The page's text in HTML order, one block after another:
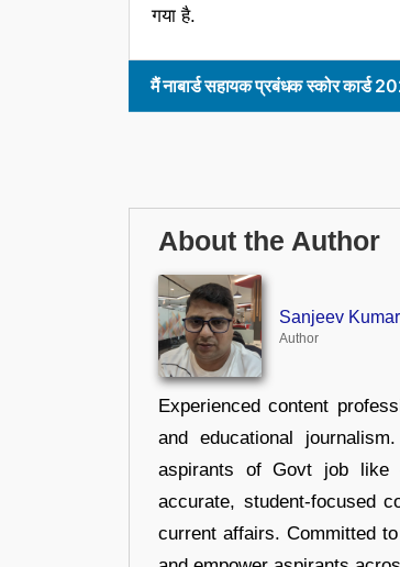
गया है.
मैं नाबार्ड सहायक प्रबंधक स्कोर कार्ड
About the Author
Sanjeev Kumar
Author
Experienced content
and educational
aspirants of Govt job like
accurate, student-focused
current affairs. Committed